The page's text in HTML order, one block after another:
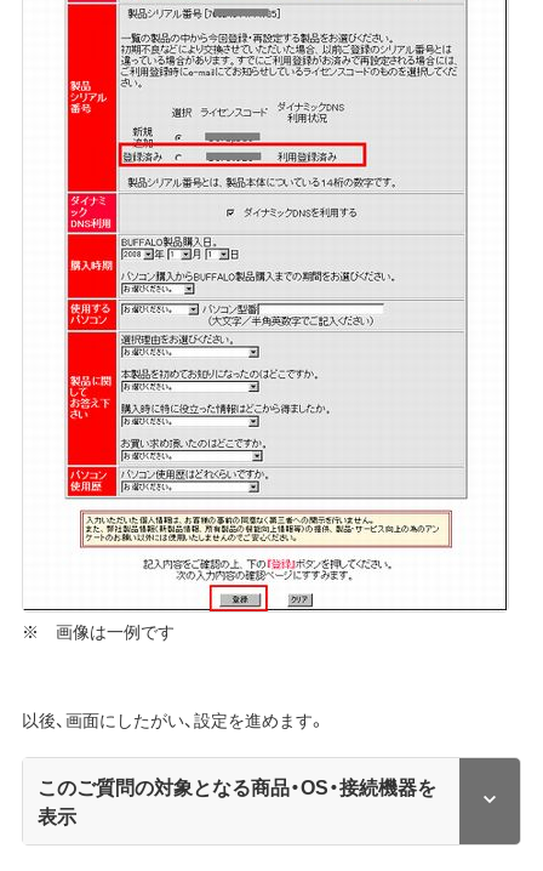
※ 画像は一例です
以後、画面にしたがい、設定を進めます。
このご質問の対象となる商品・OS・接続機器を
表示